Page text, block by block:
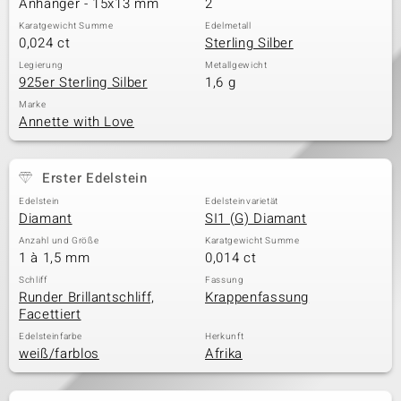
Classics
Karatgewicht Summe
0,024 ct
Edelmetall
Sterling Silber
Legierung
925er Sterling Silber
Metallgewicht
1,6 g
Marke
Annette with Love
Erster Edelstein
Edelstein
Diamant
Edelsteinvarietät
SI1 (G) Diamant
Anzahl und Größe
1 à 1,5 mm
Karatgewicht Summe
0,014 ct
Schliff
Runder Brillantschliff,
Facettiert
Fassung
Krappenfassung
Edelsteinfarbe
weiß/farblos
Herkunft
Afrika